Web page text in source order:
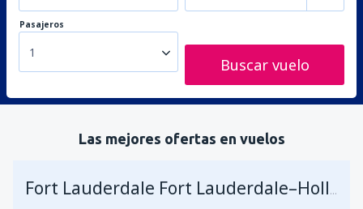
Pasajeros
1
Buscar vuelo
Las mejores ofertas en vuelos
Fort Lauderdale Fort Lauderdale–Hollywood Intl Airport